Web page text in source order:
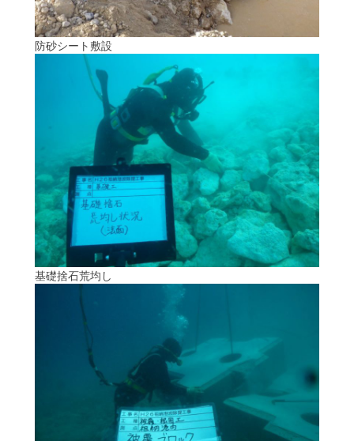
防砂シート敷設
基礎捨石荒均し